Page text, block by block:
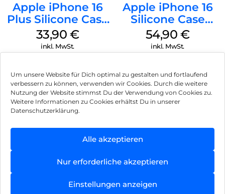
Um unsere Website für Dich optimal zu gestalten und fortlaufend
verbessern zu können, verwenden wir Cookies. Durch die weitere
Nutzung der Website stimmst Du der Verwendung von Cookies zu.
Weitere Informationen zu Cookies erhältst Du in unserer
Datenschutzerklärung.
Alle akzeptieren
Nur erforderliche akzeptieren
Einstellungen anzeigen
Apple iPhone 16
Plus Silicone Case
MagSafe Lake
Green
33,90 €
inkl. MwSt.
Apple iPhone 16
Silicone Case
MagSafe Lake
Green
54,90 €
inkl. MwSt.
Impressum
Hinweis zur Batterieentsorgung